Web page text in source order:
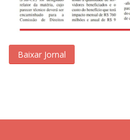
Baixar Jornal